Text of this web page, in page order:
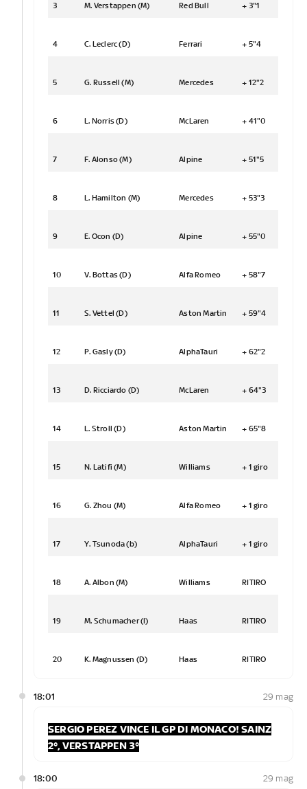
3 M. Verstappen (M) Red Bull + 3"1
4 C. Leclerc (D) Ferrari + 5"4
5 G. Russell (M) Mercedes + 12"2
6 L. Norris (D) McLaren + 41"0
7 F. Alonso (M) Alpine + 51"5
8 L. Hamilton (M) Mercedes + 53"3
9 E. Ocon (D) Alpine + 55"0
10 V. Bottas (D) Alfa Romeo + 58"7
11 S. Vettel (D) Aston Martin + 59"4
12 P. Gasly (D) AlphaTauri + 62"2
13 D. Ricciardo (D) McLaren + 64"3
14 L. Stroll (D) Aston Martin + 65"8
15 N. Latifi (M) Williams + 1 giro
16 G. Zhou (M) Alfa Romeo + 1 giro
17 Y. Tsunoda (b) AlphaTauri + 1 giro
18 A. Albon (M) Williams RITIRO
19 M. Schumacher (I) Haas RITIRO
20 K. Magnussen (D) Haas RITIRO
18:01 29 mag
SERGIO PEREZ VINCE IL GP DI MONACO! SAINZ
2°, VERSTAPPEN 3°
18:00 29 mag